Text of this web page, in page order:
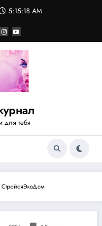
5:15:18 AM
для тебя
СтройсяЭкоДом